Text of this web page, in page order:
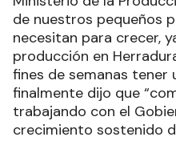
de nuestros pequeños
necesitan para crecer,
producción en
fines de semanas tener
finalmente dijo que
trabajando con el
crecimiento sostenido